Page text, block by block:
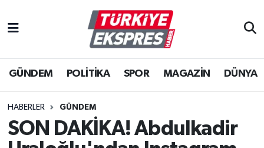
GÜNDEM POLİTİKA SPOR MAGAZİN DÜNYA
HABERLER GÜNDEM
SON DAKİKA! Abdulkadir
İstanbul Nöbetçi Eczaneler
İstanbul Hava Durumu
İstanbul Namaz Vakitleri
İstanbul Trafik Yoğunluk Haritası